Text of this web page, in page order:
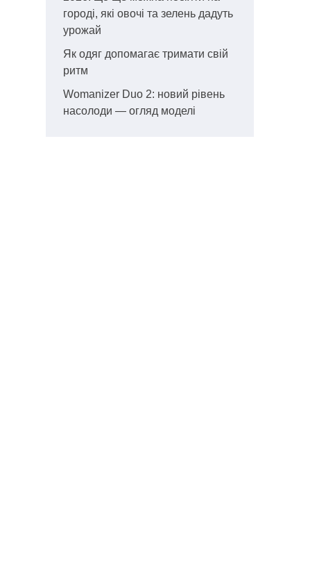
городі, які овочі та зелень дадуть
урожай
Як одяг допомагає тримати свій
ритм
Womanizer Duo 2: новий рівень
насолоди — огляд моделі